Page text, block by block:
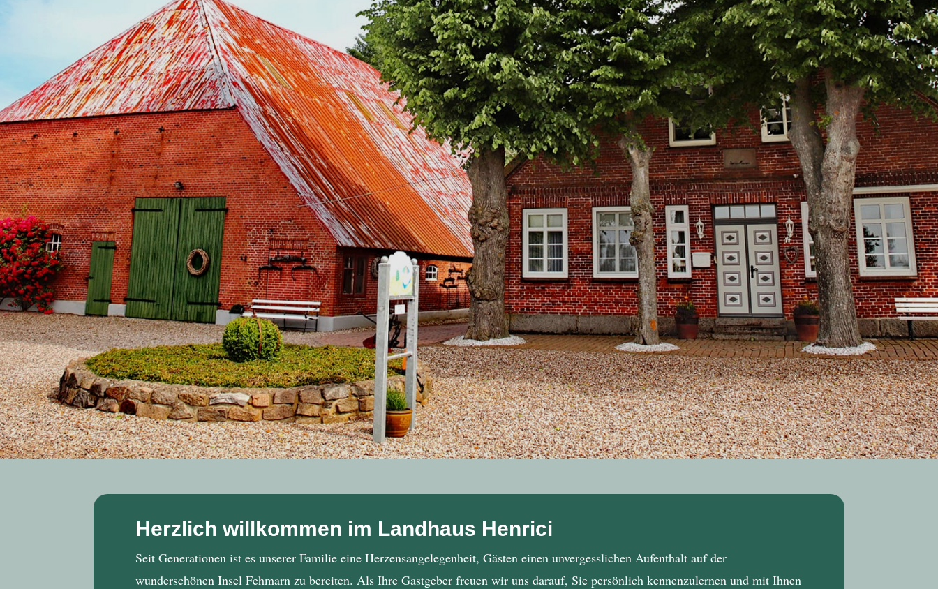
Herzlich willkommen im Landhaus Henrici
Seit Generationen ist es unserer Familie eine Herzensangelegenheit, Gästen einen unvergesslichen Aufenthalt auf der
wunderschönen Insel Fehmarn zu bereiten. Als Ihre Gastgeber freuen wir uns darauf, Sie persönlich kennenzulernen und mit Ihnen